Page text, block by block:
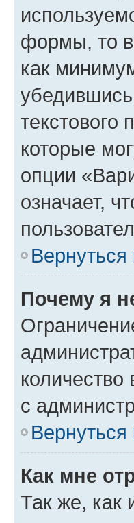
формы, то
как
текстового
которые
опции
означает,
Вернуться
Почему я
с
Вернуться
Как мне
Так же, как